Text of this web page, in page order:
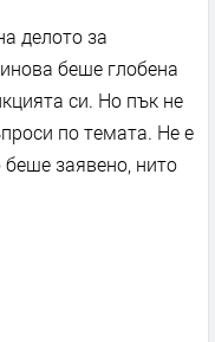
делото за
беше глобена
си. Но пък не
по темата. Не е
заявено, нито